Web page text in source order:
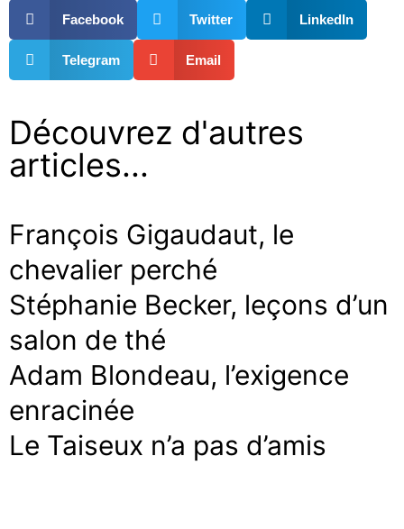
Facebook Twitter LinkedIn
Telegram Email
Découvrez d'autres
articles...
François Gigaudaut, le
chevalier perché
Stéphanie Becker, leçons d’un
salon de thé
Adam Blondeau, l’exigence
enracinée
Le Taiseux n’a pas d’amis